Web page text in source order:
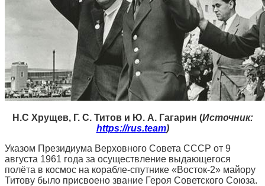
Н.С Хрущев, Г. С. Титов и Ю. А. Гагарин (Источник:
https://rus.team)
Указом Президиума Верховного Совета СССР от 9
августа 1961 года за осуществление выдающегося
полёта в космос на корабле-спутнике «Восток-2» майору
Титову было присвоено звание Героя Советского Союза.